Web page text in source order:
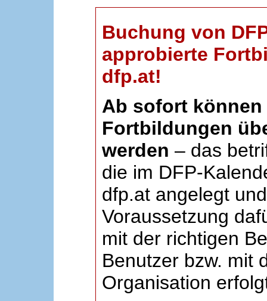
Buchung von
approbierte
dfp.at!
Ab sofort können
Fortbildungen
werden – das
die im DFP-
dfp.at angelegt
Voraussetzung
mit der richtigen
Benutzer bzw. mit
Organisation